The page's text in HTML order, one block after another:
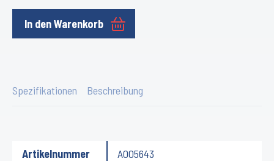
In den Warenkorb
Spezifikationen Beschreibung
Artikelnummer
A005643